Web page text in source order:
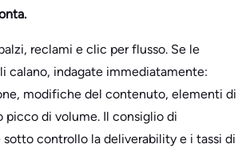
reclami e clic per flusso. Se le
calano, indagate immediatamente:
modifiche del contenuto, elementi di
picco di volume. Il consiglio di
sotto controllo la deliverability e i tassi di